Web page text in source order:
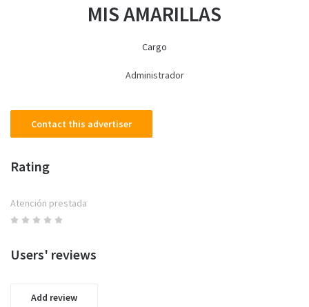
MIS AMARILLAS
Cargo
Administrador
Contact this advertiser
Rating
Atención prestada
Users' reviews
Add review